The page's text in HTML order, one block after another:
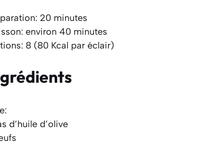
20 minutes
environ 40 minutes
8 (80 Kcal par éclair)
d’huile d’olive